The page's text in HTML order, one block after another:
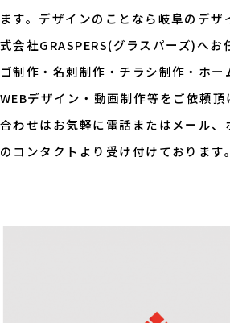
ます。デザインのことなら岐阜のデザ
式会社GRASPERS(グラスパーズ)へお
ゴ制作・名刺制作・チラシ制作・ホー
WEBデザイン・動画制作等をご依頼頂
合わせはお気軽に電話またはメール、
のコンタクトより受け付けております。